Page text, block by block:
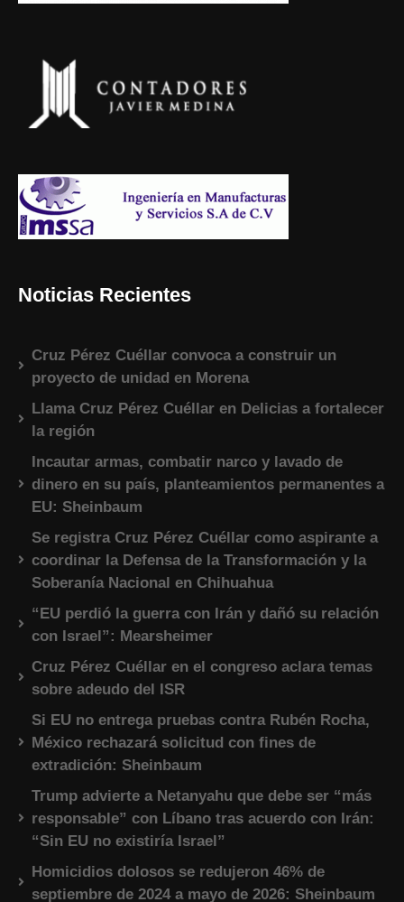
Noticias Recientes
Cruz Pérez Cuéllar convoca a construir un
proyecto de unidad en Morena
Llama Cruz Pérez Cuéllar en Delicias a fortalecer
la región
Incautar armas, combatir narco y lavado de
dinero en su país, planteamientos permanentes a
EU: Sheinbaum
Se registra Cruz Pérez Cuéllar como aspirante a
coordinar la Defensa de la Transformación y la
Soberanía Nacional en Chihuahua
“EU perdió la guerra con Irán y dañó su relación
con Israel”: Mearsheimer
Cruz Pérez Cuéllar en el congreso aclara temas
sobre adeudo del ISR
Si EU no entrega pruebas contra Rubén Rocha,
México rechazará solicitud con fines de
extradición: Sheinbaum
Trump advierte a Netanyahu que debe ser “más
responsable” con Líbano tras acuerdo con Irán:
“Sin EU no existiría Israel”
Homicidios dolosos se redujeron 46% de
septiembre de 2024 a mayo de 2026: Sheinbaum